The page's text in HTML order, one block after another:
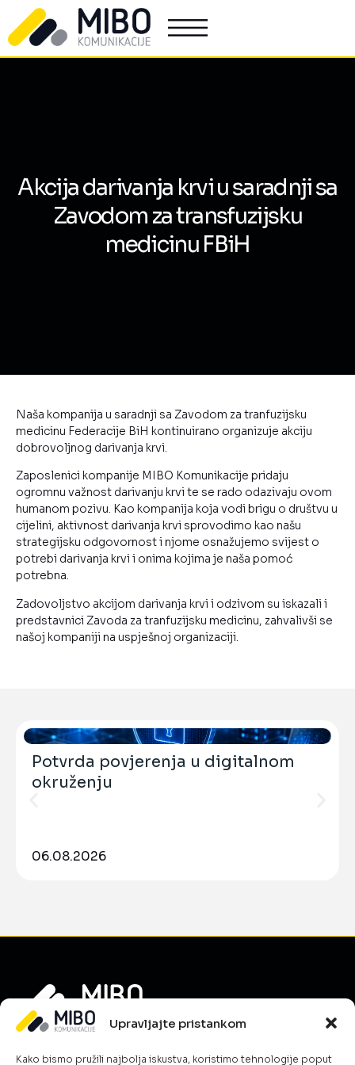
Upravljajte pristankom
Kako bismo pružili najbolja iskustva, koristimo tehnologije poput
Akcija darivanja krvi u saradnji sa
Zavodom za transfuzijsku
medicinu FBiH
Naša kompanija u saradnji sa Zavodom za tranfuzijsku
medicinu Federacije BiH kontinuirano organizuje akciju
dobrovoljnog darivanja krvi.
Zaposlenici kompanije MIBO Komunikacije pridaju
ogromnu važnost darivanju krvi te se rado odazivaju ovom
humanom pozivu. Kao kompanija koja vodi brigu o društvu u
cijelini, aktivnost darivanja krvi sprovodimo kao našu
strategijsku odgovornost i njome osnažujemo svijest o
potrebi darivanja krvi i onima kojima je naša pomoć
potrebna.
Zadovoljstvo akcijom darivanja krvi i odzivom su iskazali i
predstavnici Zavoda za tranfuzijsku medicinu, zahvalivši se
našoj kompaniji na uspješnoj organizaciji.
Potvrda povjerenja u digitalnom
okruženju
06.08.2026
O nama